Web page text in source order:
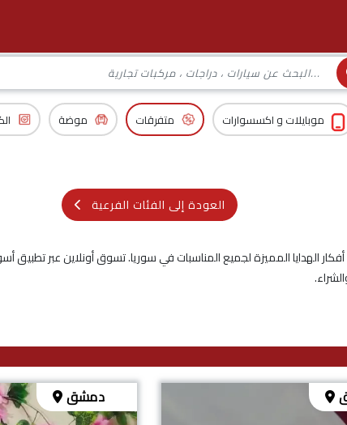
موبايلات و اكسسوارات متفرقات موضة
العودة إلى الفئات الفرعية
الهدايا المميزة لجميع المناسبات في سوريا. تسوق أونلاين عبر تطبيق
دمشق